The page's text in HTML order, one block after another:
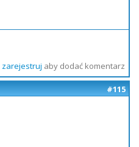
zarejestruj aby dodać komentarz
#115